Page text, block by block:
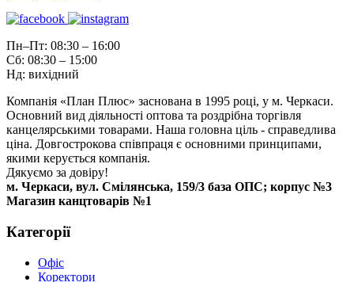
Пн–Пт: 08:30 – 16:00
Сб: 08:30 – 15:00
Нд: вихідний
Компанія «План Плюс» заснована в 1995 році, у м. Черкаси.
Основний вид діяльності оптова та роздрібна торгівля
канцелярськими товарами. Наша головна ціль - справедлива
ціна. Довгострокова співпраця є основними принципами,
якими керується компанія.
Дякуємо за довіру!
м. Черкаси, вул. Смілянська, 159/3 база ОПС; корпус №3
Магазин канцтоварів №1
Категорії
Офіс
Коректори